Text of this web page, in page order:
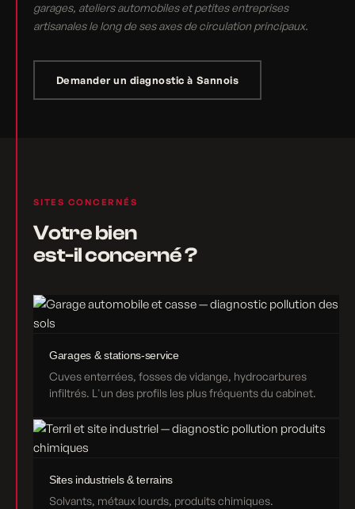
garages, ateliers automobiles et petites entreprises
artisanales le long de ses axes de circulation principaux.
Demander un diagnostic à Sannois
SITES CONCERNÉS
Votre bien
est-il concerné ?
Garages & stations-service
Cuves enterrées, fosses de vidange, hydrocarbures
infiltrés. L'un des profils les plus fréquents du cabinet.
Sites industriels & terrains
Solvants, métaux lourds, produits chimiques.